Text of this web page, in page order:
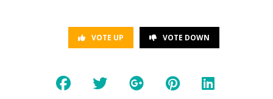
VOTE UP VOTE DOWN